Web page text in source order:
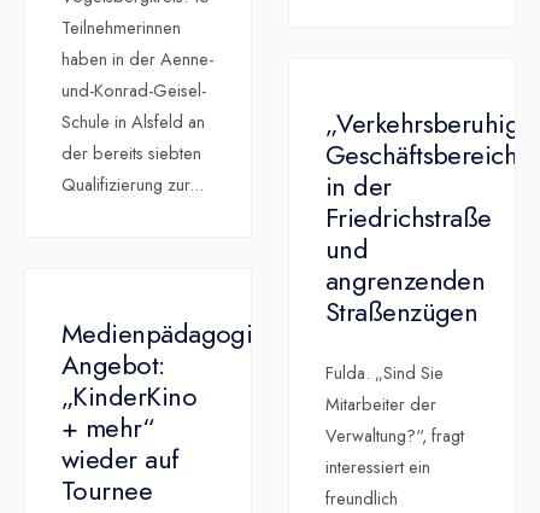
Teilnehmerinnen
haben in der Aenne-
und-Konrad-Geisel-
Schule in Alsfeld an
der bereits siebten
Qualifizierung zur...
Geschäftsbereich“
in der
Friedrichstraße
und
angrenzenden
Straßenzügen
Fulda. „Sind Sie
Mitarbeiter der
Verwaltung?“, fragt
interessiert ein
freundlich
Medienpädagogisches
Angebot:
„KinderKino
+ mehr“
wieder auf
Tournee